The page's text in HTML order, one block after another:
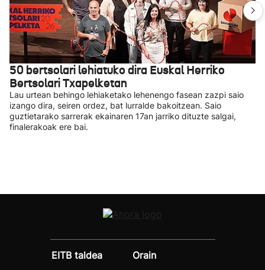
50 bertsolari lehiatuko dira Euskal Herriko
Bertsolari Txapelketan
Lau urtean behingo lehiaketako lehenengo fasean zazpi saio
izango dira, seiren ordez, bat lurralde bakoitzean. Saio
guztietarako sarrerak ekainaren 17an jarriko dituzte salgai,
finalerakoak ere bai.
EITB taldea
Orain